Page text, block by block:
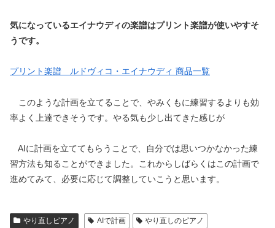
気になっているエイナウディの楽譜はプリント楽譜が使いやすそ
うです。
プリント楽譜 ルドヴィコ・エイナウディ 商品一覧
このような計画を立てることで、やみくもに練習するよりも効
率よく上達できそうです。やる気も少し出てきた感じが
AIに計画を立ててもらうことで、自分では思いつかなかった練
習方法も知ることができました。これからしばらくはこの計画で
進めてみて、必要に応じて調整していこうと思います。
やり直しピアノ AIで計画
やり直しのピアノ